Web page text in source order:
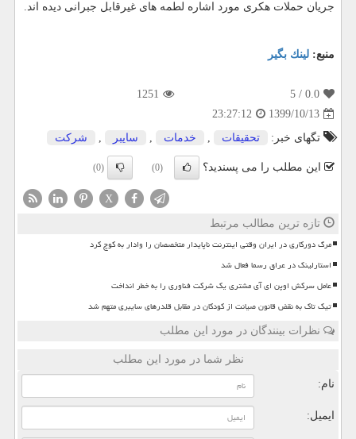
جریان حملات هکری مورد اشاره لطمه های غیرقابل جبرانی دیده اند.
منبع: لینك بگیر
0.0
/ 5
1251
1399/10/13
23:27:12
تگهای خبر:
تحقیقات , خدمات , سایبر , شركت
این مطلب را می پسندید؟ (0)
(0)
X
تازه ترین مطالب مرتبط
مرگ دورکاری در ایران وقتی اینترنت ناپایدار متخصصان را وادار به کوچ کرد
استارلینک در عراق رسما فعال شد
عامل سرکش اوپن ای آی مشتری یک شرکت فناوری را به خطر انداخت
تیک تاک به نقض قانون صیانت از کودکان در مقابل قلدرهای سایبری متهم شد
نظرات بینندگان در مورد این مطلب
نظر شما در مورد این مطلب
نام:
ایمیل: